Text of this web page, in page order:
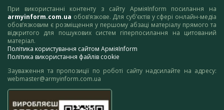
При використанні контенту з сайту АрміяInform посилання на
armyinform.com.ua обов’язкове. Для суб’єктів у сфері онлайн-медіа
обов’язковим є розміщення у першому абзаці матеріалу прямого та
відкритого для пошукових систем гіперпосилання на цитований
матеріал.
Політика користування сайтом АрміяInform
Політика використання файлів cookie
Зауваження та пропозиції по роботі сайту надсилайте на адресу:
webmaster@armyinform.com.ua